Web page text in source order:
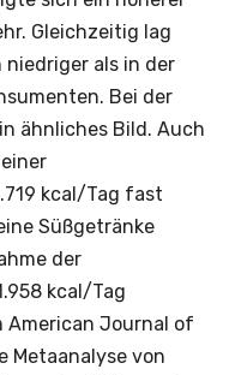
Gleichzeitig lag
niedriger als in der
Bei der
ähnliches Bild. Auch
kcal/Tag fast
Süßgetränke
der
kcal/Tag
American Journal of
Metaanalyse von